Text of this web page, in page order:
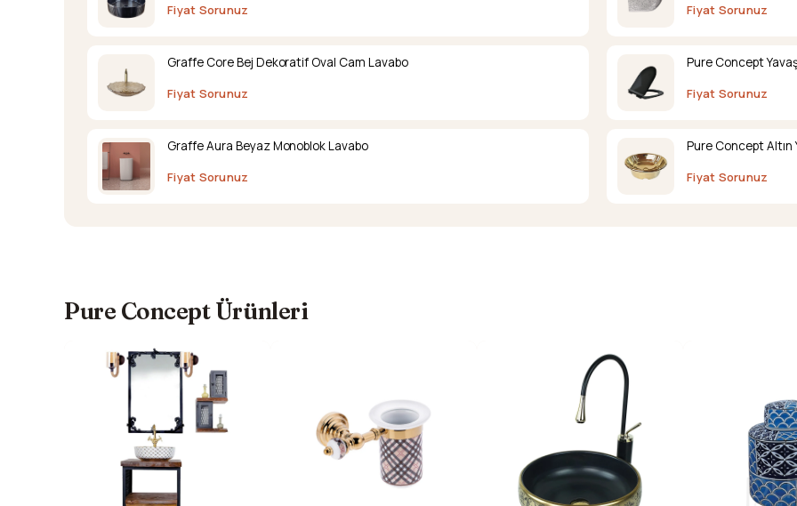
Fiyat Sorunuz
Fiyat Sorunuz
Graffe Core Bej Dekoratif Oval Cam Lavabo
Fiyat Sorunuz
Pure Concept
Fiyat Sorunuz
Graffe Aura Beyaz Monoblok Lavabo
Fiyat Sorunuz
Pure Concept
Fiyat Sorunuz
Pure Concept Ürünleri